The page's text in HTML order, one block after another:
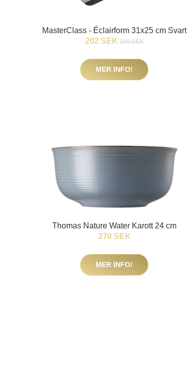
MasterClass - Éclairform 31x25 cm Svart
202 SEK 269 SEK
MER INFO!
Thomas Nature Water Karott 24 cm
270 SEK
MER INFO!